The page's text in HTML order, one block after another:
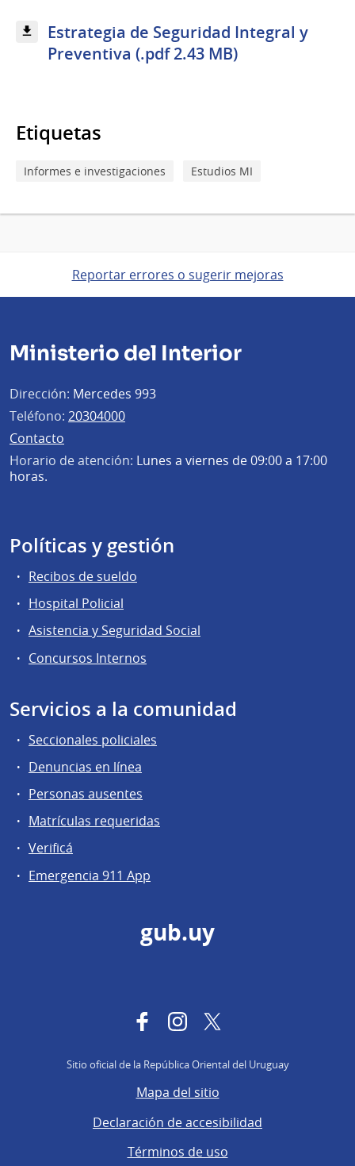
Estrategia de Seguridad Integral y
Preventiva (.pdf 2.43 MB)
Etiquetas
Informes e investigaciones Estudios MI
Reportar errores o sugerir mejoras
Ministerio del Interior
Dirección: Mercedes 993
Teléfono: 20304000
Contacto
Horario de atención: Lunes a viernes de 09:00 a 17:00
horas.
Políticas y gestión
Recibos de sueldo
Hospital Policial
Asistencia y Seguridad Social
Concursos Internos
Servicios a la comunidad
Seccionales policiales
Denuncias en línea
Personas ausentes
Matrículas requeridas
Verificá
Emergencia 911 App
gub.uy
FacebookInstagram
Sitio oficial de la República Oriental del Uruguay
Mapa del sitio
Declaración de accesibilidad
Términos de uso